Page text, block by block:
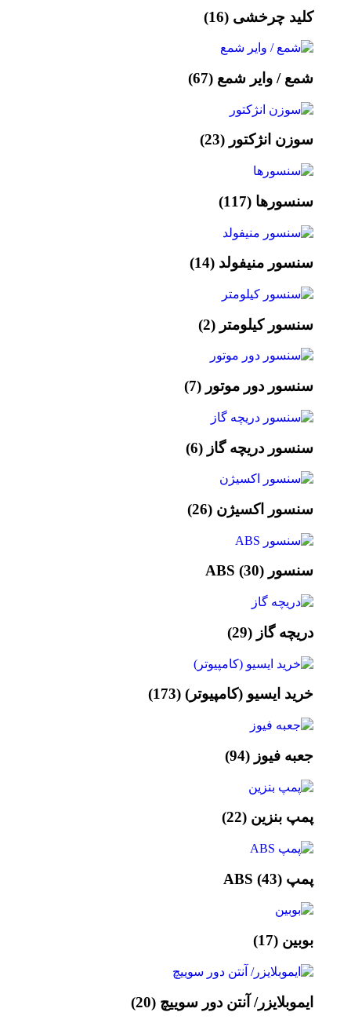
کلید چرخشی (16)
شمع / وایر شمع (67)
سوزن انژکتور (23)
سنسورها (117)
سنسور منیفولد (14)
سنسور کیلومتر (2)
سنسور دور موتور (7)
سنسور دریچه گاز (6)
سنسور اکسیژن (26)
سنسور ABS (30)
دریچه گاز (29)
خرید ایسیو (کامپیوتر) (173)
جعبه فیوز (94)
پمپ بنزین (22)
پمپ ABS (43)
بوبین (17)
ایموبلایزر/ آنتن دور سوییچ (20)